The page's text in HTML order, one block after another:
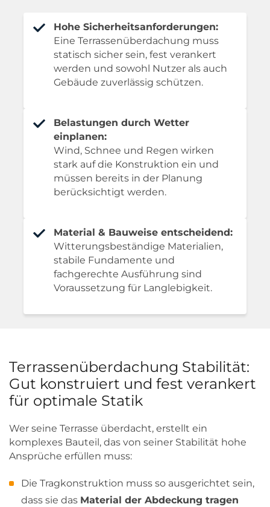
Hohe Sicherheitsanforderungen:
Eine Terrassenüberdachung muss
statisch sicher sein, fest verankert
werden und sowohl Nutzer als auch
Gebäude zuverlässig schützen.
Belastungen durch Wetter
einplanen:
Wind, Schnee und Regen wirken
stark auf die Konstruktion ein und
müssen bereits in der Planung
berücksichtigt werden.
Material & Bauweise entscheidend:
Witterungsbeständige Materialien,
stabile Fundamente und
fachgerechte Ausführung sind
Voraussetzung für Langlebigkeit.
Terrassenüberdachung Stabilität:
Gut konstruiert und fest verankert
für optimale Statik
Wer seine Terrasse überdacht, erstellt ein
komplexes Bauteil, das von seiner Stabilität hohe
Ansprüche erfüllen muss:
Die Tragkonstruktion muss so ausgerichtet sein,
dass sie das Material der Abdeckung tragen